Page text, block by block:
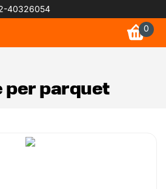
40326054
0
per parquet